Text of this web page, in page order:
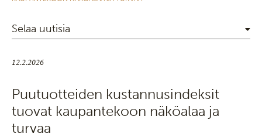
Selaa uutisia
12.2.2026
Puutuotteiden kustannusindeksit
tuovat kaupantekoon näköalaa ja
turvaa